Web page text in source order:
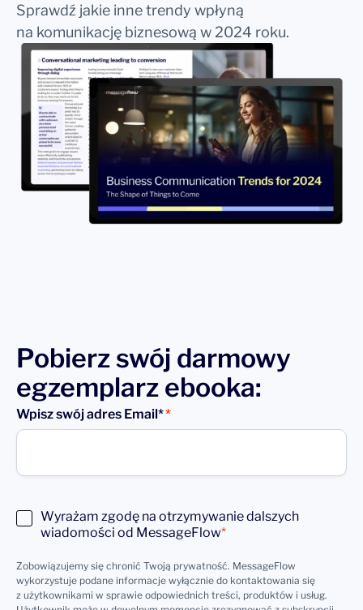
Sprawdź jakie inne trendy wpłyną
na komunikację biznesową w 2024 roku.
Pobierz swój darmowy
egzemplarz ebooka:
Wpisz swój adres Email*
Consent
(wymagane)
Wyrażam zgodę na otrzymywanie dalszych
wiadomości od MessageFlow
Zobowiązujemy się chronić Twoją prywatność. MessageFlow
wykorzystuje podane informacje wyłącznie do kontaktowania się
z użytkownikami w sprawie odpowiednich treści, produktów i usług.